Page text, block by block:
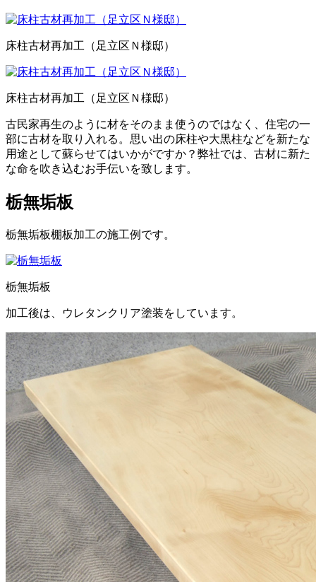
床柱古材再加工（足立区Ｎ様邸）
床柱古材再加工（足立区Ｎ様邸）
古民家再生のように材をそのまま使うのではなく、住宅の一
部に古材を取り入れる。思い出の床柱や大黒柱などを新たな
用途として蘇らせてはいかがですか？弊社では、古材に新た
な命を吹き込むお手伝いを致します。
栃無垢板
栃無垢板棚板加工の施工例です。
栃無垢板
加工後は、ウレタンクリア塗装をしています。